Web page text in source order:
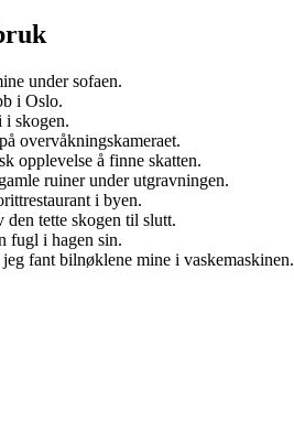
under sofaen.
i Oslo.
i skogen.
overvåkningskameraet.
opplevelse å finne skatten.
ruiner under utgravningen.
i byen.
den tette skogen til slutt.
fugl i hagen sin.
fant bilnøklene mine i vaskemaskinen.